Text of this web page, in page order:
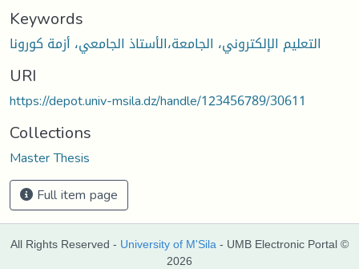
Keywords
التعليم الإلكتروني، الجامعة،الأستاذ الجامعي، أزمة كورونا
URI
https://depot.univ-msila.dz/handle/123456789/30611
Collections
Master Thesis
Full item page
All Rights Reserved - University of M'Sila - UMB Electronic Portal ©
2026